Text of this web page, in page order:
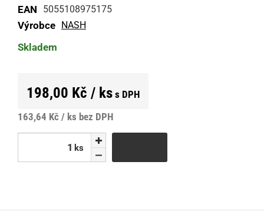
EAN 5055108975175
Výrobce NASH
Skladem
198,00 Kč / ks s DPH
163,64 Kč / ks bez DPH
ks
ks